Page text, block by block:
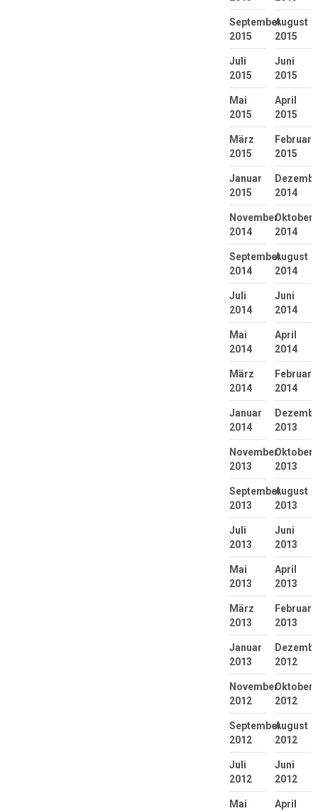
September
2015
August
2015
Juli
2015
Juni
2015
Mai
2015
April
2015
März
2015
Februar
2015
Januar
2015
2014
November
2014
Oktober
2014
September
2014
August
2014
Juli
2014
Juni
2014
Mai
2014
April
2014
März
2014
Februar
2014
Januar
2014
2013
November
2013
Oktober
2013
September
2013
August
2013
Juli
2013
Juni
2013
Mai
2013
April
2013
März
2013
Februar
2013
Januar
2013
2012
November
2012
Oktober
2012
September
2012
August
2012
Juli
2012
Juni
2012
Mai
April